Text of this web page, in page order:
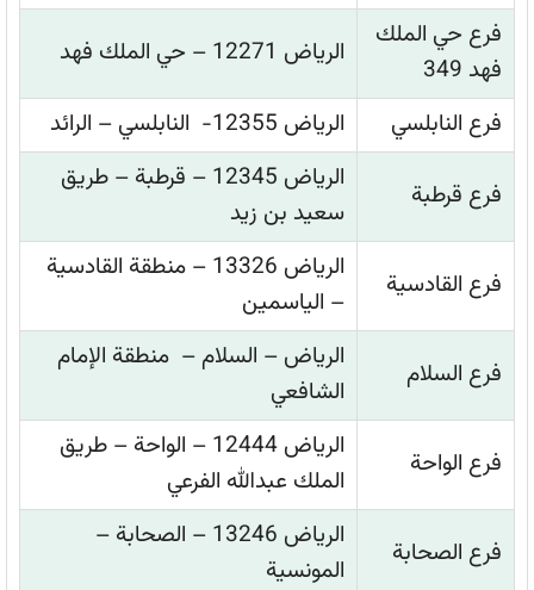
فرع حي الملك
فهد 349
الرياض 12271 – حي الملك فهد
فرع النابلسي الرياض 12355- النابلسي – الرائد
فرع قرطبة
الرياض 12345 – قرطبة – طريق
سعيد بن زيد
فرع القادسية
الرياض 13326 – منطقة القادسية
– الياسمين
فرع السلام
الرياض – السلام – منطقة الإمام
الشافعي
فرع الواحة
الرياض 12444 – الواحة – طريق
الملك عبدالله الفرعي
فرع الصحابة
الرياض 13246 – الصحابة –
المونسية